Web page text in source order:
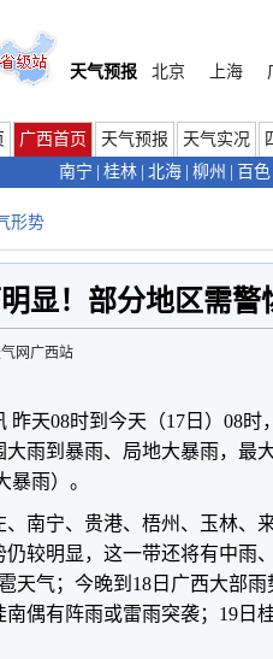
天气预报
北京 上海
广西首页 天气预报 天气实况
南宁
桂林 北海 柳州 百色
形势
显！部分地区需警
网广西站
昨天08时到今天（17日）08时
雨到暴雨、局地大暴雨，最
暴雨）。
、南宁、贵港、梧州、玉林、
较明显，这一带还将有中雨
天气；今晚到18日广西大部
偶有阵雨或雷雨突袭；19日